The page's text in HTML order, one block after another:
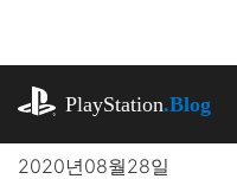
로
뛰
PlayStation.Blog
2020년08월28일